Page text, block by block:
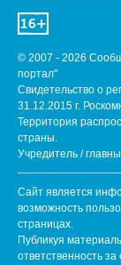
© 2007 - 2026
портал"
Свидетельство о
31.12.2015 г.
Территория
страны.
Учредитель /
Сайт является
возможность
страницах.
Публикуя
ответственность